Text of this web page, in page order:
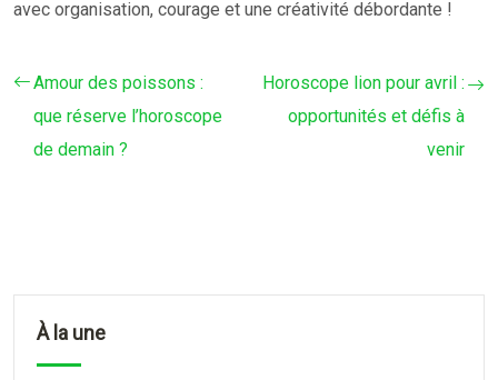
avec organisation, courage et une créativité débordante !
Amour des poissons :
que réserve l’horoscope
de demain ?
Horoscope lion pour avril :
opportunités et défis à
venir
À la une